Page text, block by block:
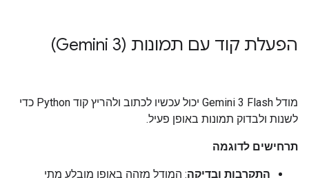
הפעלת קוד עם תמונות (Gemini 3)
מודל Gemini 3 Flash יכול עכשיו לכתוב ולהריץ קוד Python כדי
לשנות ולבדוק תמונות באופן פעיל.
תרחישים לדוגמה
התקרבות ובדיקה: המודל מזהה באופן מובלע מתי